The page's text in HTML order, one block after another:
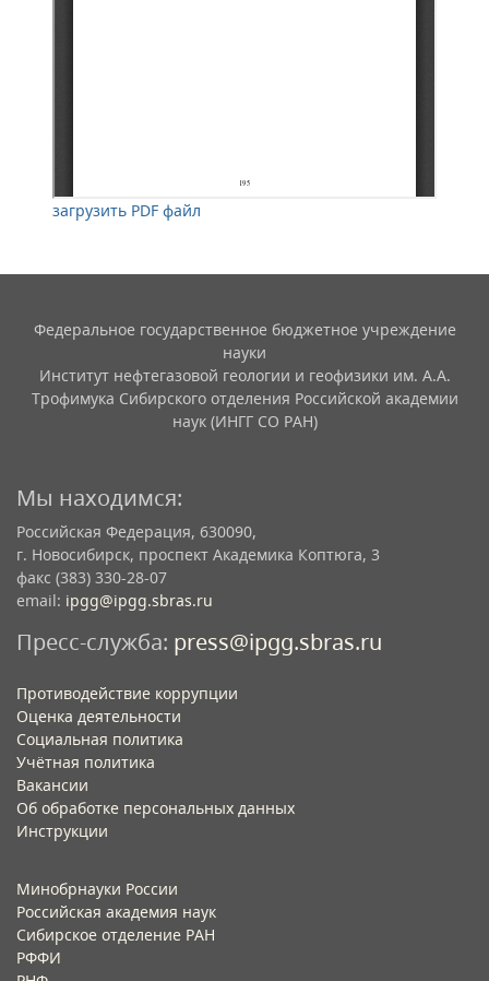
загрузить PDF файл
Федеральное государственное бюджетное учреждение
науки
Институт нефтегазовой геологии и геофизики им. А.А.
Трофимука Сибирского отделения Российской академии
наук (ИНГГ СО РАН)
Мы находимся:
Российская Федерация, 630090,
г. Новосибирск, проспект Академика Коптюга, 3
факс (383) 330-28-07
email: ipgg@ipgg.sbras.ru
Пресс-служба: press@ipgg.sbras.ru
Противодействие коррупции
Оценка деятельности
Социальная политика
Учётная политика​
Вакансии​
Об обработке персональных данных​
Инструкции​
Минобрнауки России
Российская академия наук
Сибирское отделение РАН
РФФИ